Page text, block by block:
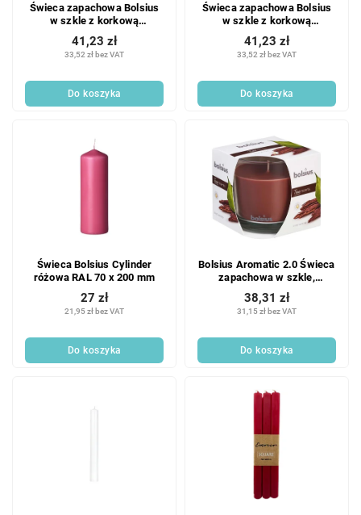
Świeca zapachowa Bolsius
w szkle z korkową
pokrywką, 80x75mm, True
Joy Secret Forest
33,52 zł bez VAT
41,23 zł
Do koszyka
Świeca zapachowa Bolsius
w szkle z korkową
pokrywką, 80x75mm, True
Joy Oriental Softness
33,52 zł bez VAT
41,23 zł
Do koszyka
Świeca Bolsius Cylinder
różowa RAL 70 x 200 mm
21,95 zł bez VAT
27 zł
Do koszyka
Bolsius Aromatic 2.0 Świeca
zapachowa w szkle,
95x95mm, drewno oudowe
31,15 zł bez VAT
38,31 zł
Do koszyka